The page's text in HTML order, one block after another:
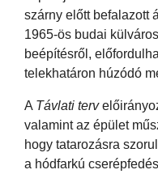
szárny előtt befalazott
1965-ös budai
beépítésről,
telekhatáron húzódó
A Távlati terv
valamint az épület
hogy tatarozásra
a hódfarkú